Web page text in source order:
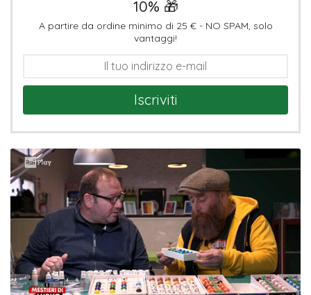
10% 🎁
A partire da ordine minimo di 25 € - NO SPAM, solo
vantaggi!
Iscriviti